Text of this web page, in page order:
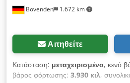
Bovenden 1.672 km
Αιτηθείτε
Κατάσταση: μεταχειρισμένο, κενό
βάρος φόρτωσης: 3.930 κιλ,